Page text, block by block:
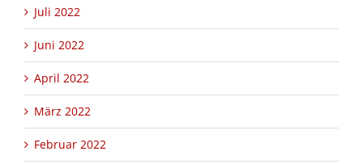
Juli 2022
Juni 2022
April 2022
März 2022
Februar 2022